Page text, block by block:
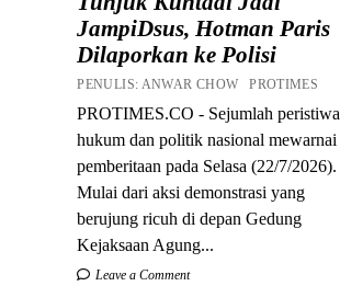
JampiDsus, Hotman Paris
Dilaporkan ke Polisi
PENULIS: ANWAR CHOW PROTIMES
PROTIMES.CO - Sejumlah peristiwa
hukum dan politik nasional mewarnai
pemberitaan pada Selasa (22/7/2026).
Mulai dari aksi demonstrasi yang
berujung ricuh di depan Gedung
Kejaksaan Agung...
Leave a Comment